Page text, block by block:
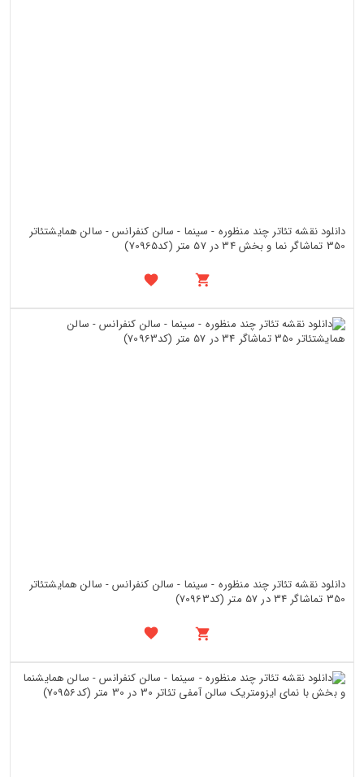
دانلود نقشه تئاتر چند منظوره - سینما - سالن کنفرانس - سالن همایشتئاتر
350 تماشاگر نما و بخش 34 در 57 متر (کد70965)
دانلود نقشه تئاتر چند منظوره - سینما - سالن کنفرانس - سالن همایشتئاتر
350 تماشاگر 34 در 57 متر (کد70963)